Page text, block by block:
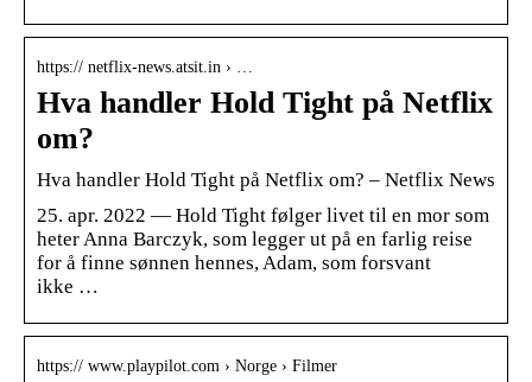
https:// netflix-news.atsit.in › …
Hva handler Hold Tight på Netflix
om?
Hva handler Hold Tight på Netflix om? – Netflix News
25. apr. 2022 — Hold Tight følger livet til en mor som
heter Anna Barczyk, som legger ut på en farlig reise
for å finne sønnen hennes, Adam, som forsvant
ikke …
https:// www.playpilot.com › Norge › Filmer